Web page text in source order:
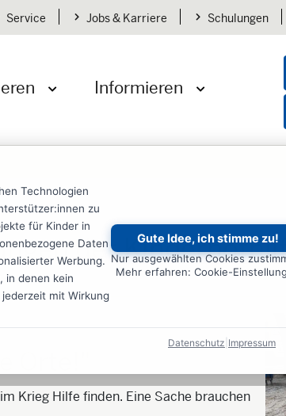
Technologien
zu
für Kinder in
Daten
Werbung.
in denen kein
mit Wirkung
Gute Idee, ich stimme zu!
Nur ausgewählten Cookies
Mehr erfahren: Cookie-
Datenschutz Impressum
Service Jobs & Karriere Schulungen
Informieren
der
Krieg Hilfe finden. Eine Sache brauchen